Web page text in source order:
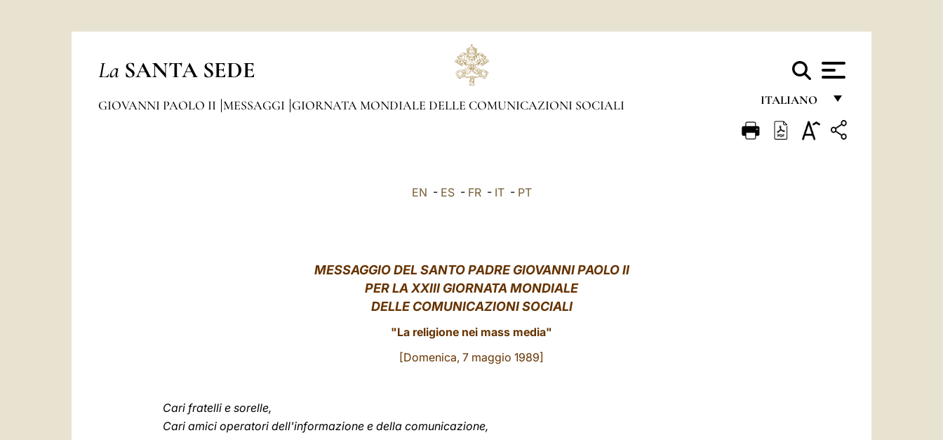
La SANTA SEDE
ITALIANO
FRANÇAIS
GIOVANNI PAOLO II MESSAGGI GIORNATA MONDIALE DELLE COMUNICAZIONI SOCIALI
EN - ES- FR- IT- PT
MESSAGGIO DEL SANTO PADRE GIOVANNI PAOLO II
PER LA XXIII GIORNATA MONDIALE
DELLE COMUNICAZIONI SOCIALI
"La religione nei mass media"
[Domenica, 7 maggio 1989]
Cari fratelli e sorelle,
Cari amici operatori dell'informazione e della comunicazione,